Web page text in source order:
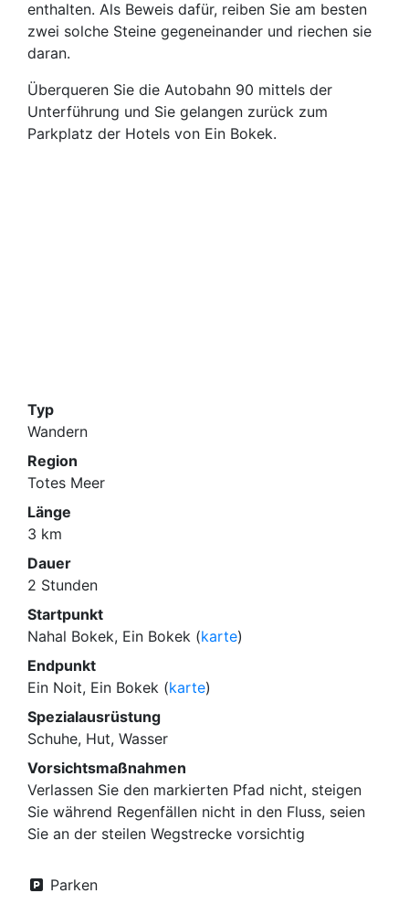
enthalten. Als Beweis dafür, reiben Sie am besten
zwei solche Steine gegeneinander und riechen sie
daran.
Überqueren Sie die Autobahn 90 mittels der
Unterführung und Sie gelangen zurück zum
Parkplatz der Hotels von Ein Bokek.
Typ
Wandern
Region
Totes Meer
Länge
3 km
Dauer
2 Stunden
Startpunkt
Nahal Bokek, Ein Bokek (karte)
Endpunkt
Ein Noit, Ein Bokek (karte)
Spezialausrüstung
Schuhe, Hut, Wasser
Vorsichtsmaßnahmen
Verlassen Sie den markierten Pfad nicht, steigen
Sie während Regenfällen nicht in den Fluss, seien
Sie an der steilen Wegstrecke vorsichtig
Parken